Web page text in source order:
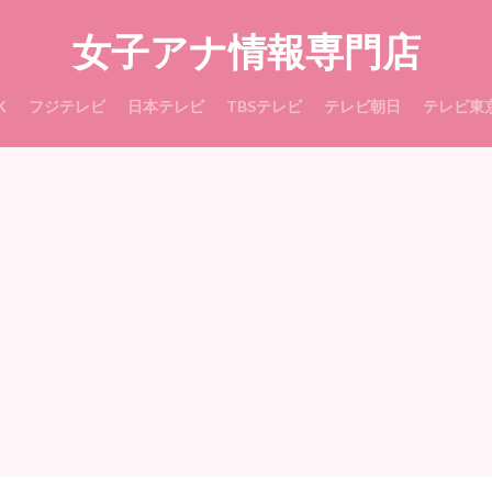
女子アナ情報専門店
フジテレビ 日本テレビ TBSテレビ テレビ朝日 テレビ東